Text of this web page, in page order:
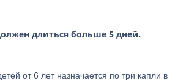
длиться больше 5 дней.
от 6 лет назначается по три капли в